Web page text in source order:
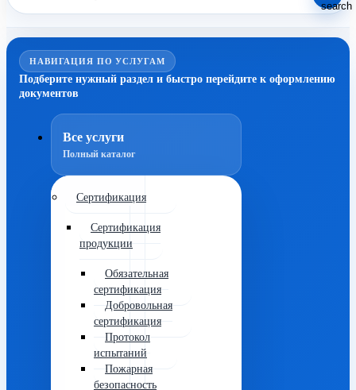
НАВИГАЦИЯ ПО УСЛУГАМ
Подберите нужный раздел и быстро перейдите к оформлению
документов
Все услуги
Полный каталог
Сертификация
Сертификация
продукции
Обязательная
сертификация
Добровольная
сертификация
Протокол
испытаний
Пожарная
безопасность